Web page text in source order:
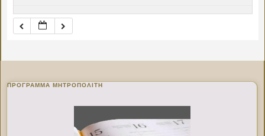
ΠΡΌΓΡΑΜΜΑ ΜΗΤΡΟΠΟΛΊΤΗ